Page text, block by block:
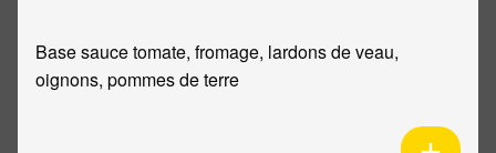
Base sauce tomate, fromage, lardons de veau,
oignons, pommes de terre